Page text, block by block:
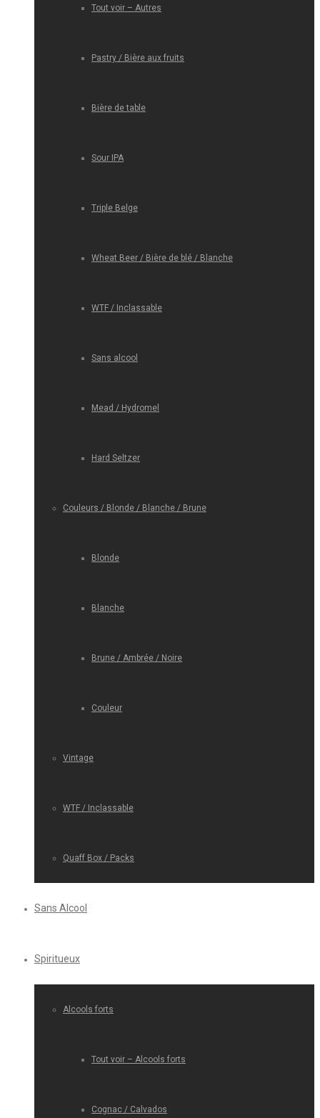
Tout voir – Autres
Pastry / Bière aux fruits
Bière de table
Sour IPA
Triple Belge
Wheat Beer / Bière de blé / Blanche
WTF / Inclassable
Sans alcool
Mead / Hydromel
Hard Seltzer
Couleurs / Blonde / Blanche / Brune
Blonde
Blanche
Brune / Ambrée / Noire
Couleur
Vintage
WTF / Inclassable
Quaff Box / Packs
Sans Alcool
Spiritueux
Alcools forts
Tout voir – Alcools forts
Cognac / Calvados